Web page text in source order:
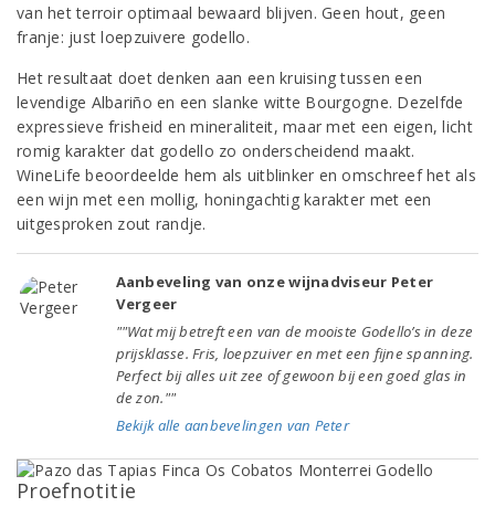
van het terroir optimaal bewaard blijven. Geen hout, geen
franje: just loepzuivere godello.
Het resultaat doet denken aan een kruising tussen een
levendige Albariño en een slanke witte Bourgogne. Dezelfde
expressieve frisheid en mineraliteit, maar met een eigen, licht
romig karakter dat godello zo onderscheidend maakt.
WineLife beoordeelde hem als uitblinker en omschreef het als
een wijn met een mollig, honingachtig karakter met een
uitgesproken zout randje.
Aanbeveling van onze wijnadviseur Peter
Vergeer
""Wat mij betreft een van de mooiste Godello’s in deze
prijsklasse. Fris, loepzuiver en met een fijne spanning.
Perfect bij alles uit zee of gewoon bij een goed glas in
de zon.""
Bekijk alle aanbevelingen van Peter
Proefnotitie